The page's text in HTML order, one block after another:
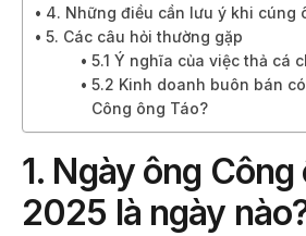
4. Những điều cần lưu ý khi cúng
5. Các câu hỏi thường gặp
5.1 Ý nghĩa của việc thả cá
5.2 Kinh doanh buôn bán
Công ông Táo?
1. Ngày ông Công
2025 là ngày